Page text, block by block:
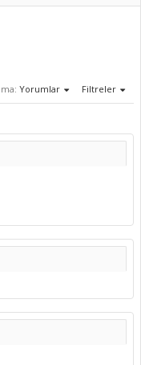
Yorumlar Filtreler